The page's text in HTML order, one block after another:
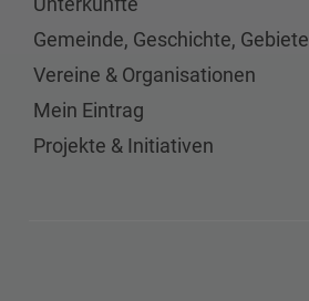
Gemeinde, Geschichte, Gebiete
Vereine & Organisationen
Mein Eintrag
Projekte & Initiativen